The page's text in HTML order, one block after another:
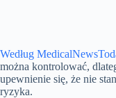
Według
można kontrolować,
upewnienie się, że nie
ryzyka.